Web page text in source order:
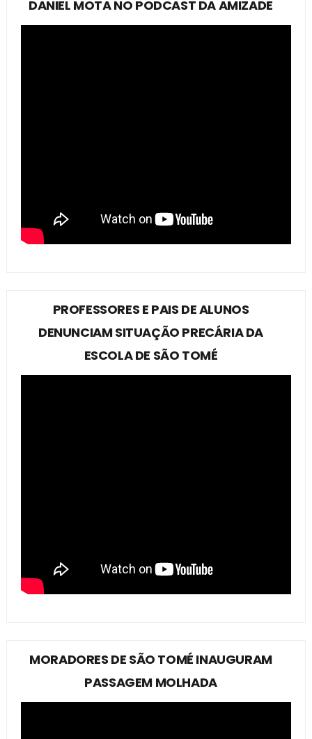
DANIEL MOTA NO PODCAST DA AMIZADE
PROFESSORES E PAIS DE ALUNOS
DENUNCIAM SITUAÇÃO PRECÁRIA DA
ESCOLA DE SÃO TOMÉ
MORADORES DE SÃO TOMÉ INAUGURAM
PASSAGEM MOLHADA